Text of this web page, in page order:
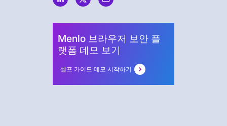
Menlo 브라우저 보안 플
랫폼 데모 보기
셀프 가이드 데모 시작하기